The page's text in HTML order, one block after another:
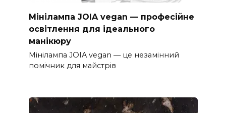
Мінілампа JOIA vegan — професійне
освітлення для ідеального
манікюру
Мінілампа JOIA vegan — це незамінний
помічник для майстрів